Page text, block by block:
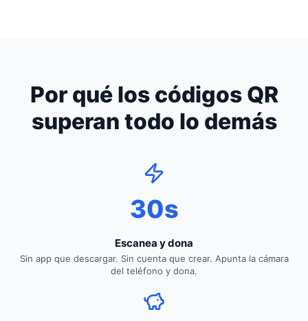
Por qué los códigos QR
superan todo lo demás
30s
Escanea y dona
Sin app que descargar. Sin cuenta que crear. Apunta la cámara
del teléfono y dona.